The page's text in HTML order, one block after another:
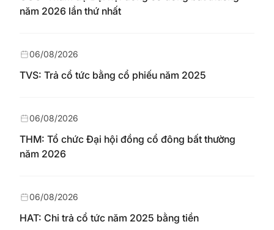
năm 2026 lần thứ nhất
TVS: Trả cổ tức bằng cổ phiếu năm 2025
06/08/2026
THM: Tổ chức Đại hội đồng cổ đông bất thường
năm 2026
06/08/2026
HAT: Chi trả cổ tức năm 2025 bằng tiền
06/08/2026